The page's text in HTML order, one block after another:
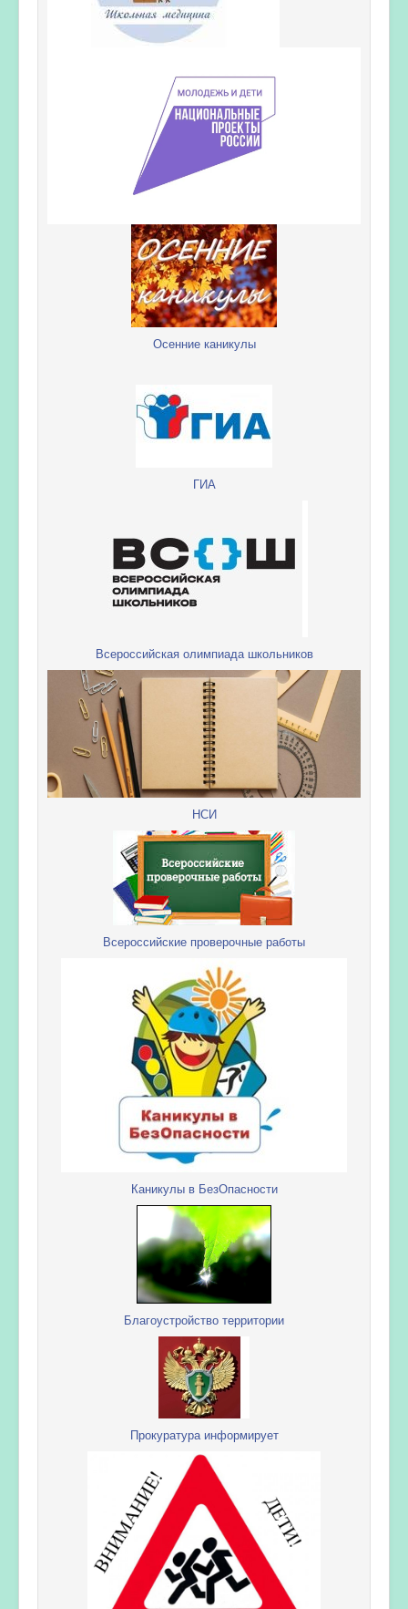
Осенние каникулы
ГИА
Всероссийская олимпиада школьников
НСИ
Всероссийские проверочные работы
Каникулы в БезОпасности
Благоустройство территории
Прокуратура информирует